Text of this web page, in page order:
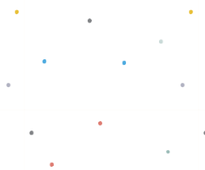
selengkapnya